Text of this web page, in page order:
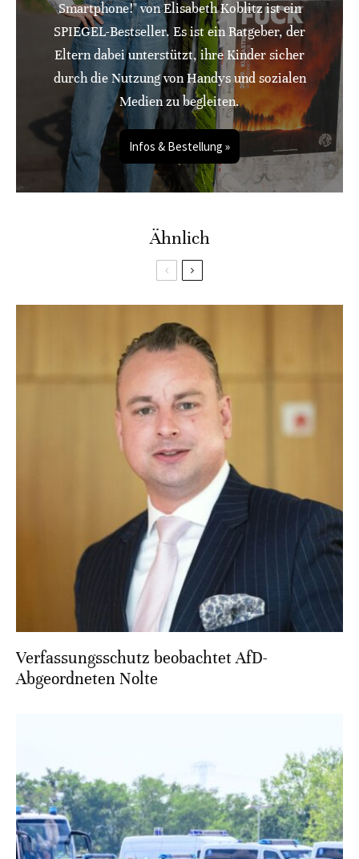
Smartphone!" von Elisabeth Koblitz ist ein
SPIEGEL-Bestseller. Es ist ein Ratgeber, der
Eltern dabei unterstützt, ihre Kinder sicher
durch die Nutzung von Handys und sozialen
Medien zu begleiten.
Infos & Bestellung »
Ähnlich
Verfassungsschutz beobachtet AfD-
Abgeordneten Nolte